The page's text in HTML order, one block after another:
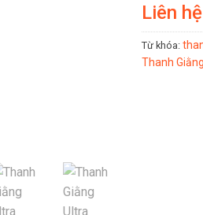
Liên hệ
Từ khóa:
Thanh